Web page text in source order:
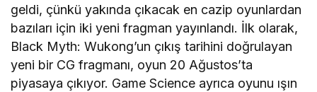
geldi, çünkü yakında çıkacak en cazip oyunlardan
bazıları için iki yeni fragman yayınlandı. İlk olarak,
Black Myth: Wukong’un çıkış tarihini doğrulayan
yeni bir CG fragmanı, oyun 20 Ağustos’ta
piyasaya çıkıyor. Game Science ayrıca oyunu ışın